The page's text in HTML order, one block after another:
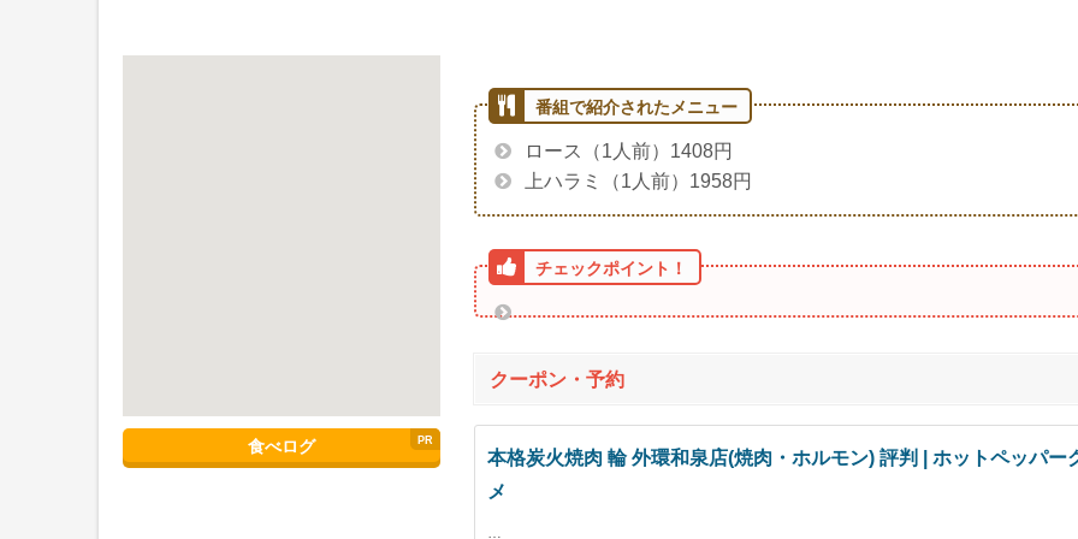
食べログ
ロース（1人前）1408円
上ハラミ（1人前）1958円
クーポン・予約
本格炭火焼肉 輪 外環和泉店(焼肉・ホルモン) 評判 | ホットペッパー
メ
…